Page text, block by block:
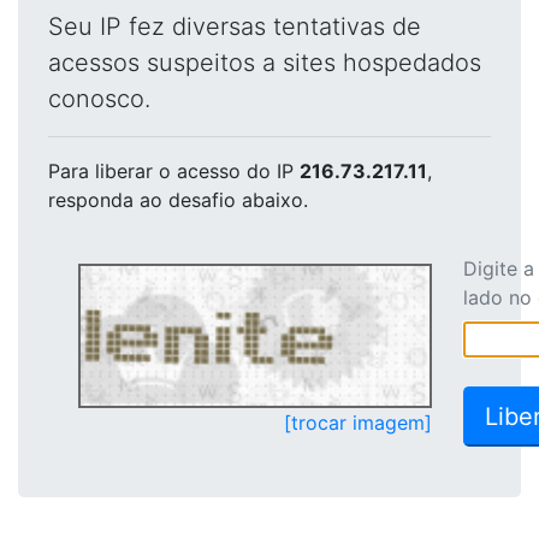
Seu IP fez diversas tentativas de
acessos suspeitos a sites hospedados
conosco.
Para liberar o acesso do IP 216.73.217.11,
responda ao desafio abaixo.
[trocar imagem]
Digite
lado no